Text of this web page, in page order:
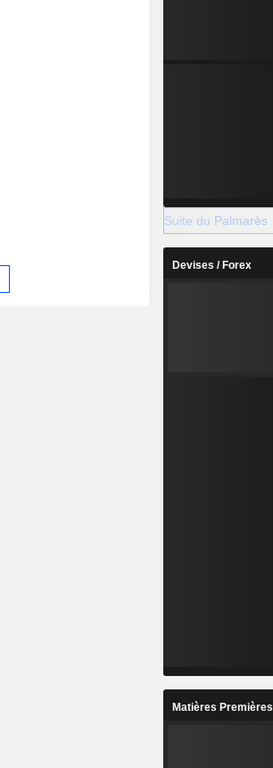
Suite du Palmarès
Devises / Forex
Matières Premières